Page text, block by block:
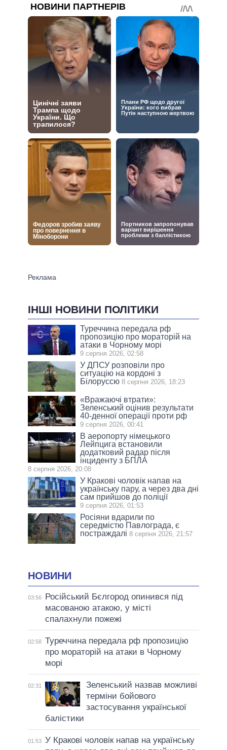
ІНШІ НОВИНИ ПОЛІТИКИ
Туреччина передала рф
пропозицію про мораторій на
атаки в Чорному морі
9 серпня 2026, 02:58
У ДПСУ розповіли про
ситуацію на кордоні з
Білоруссю 8 серпня 2026, 18:23
«Вражаючі втрати»:
Зеленський оцінив результати
40-денної операції проти рф
9 серпня 2026, 00:41
В аеропорту німецького
Лейпцига встановили
додатковий радар після
інциденту з БПЛА
8 серпня 2026, 20:08
У Кракові чоловік напав на
українську пару, а через два дні
сам прийшов до поліції
9 серпня 2026, 01:53
Росіяни вдарили по
середмістю Павлограда, є
постраждалі 8 серпня 2026, 21:57
НОВИНИ
03:56
Російський Бєлгород опинився під
масованою атакою, у місті
спалахнули пожежі
02:58 Туреччина передала рф пропозицію
про мораторій на атаки в Чорному
морі
02:31
Зеленський назвав можливі
терміни бойового
застосування української
балістики
01:53 У Кракові чоловік напав на українську